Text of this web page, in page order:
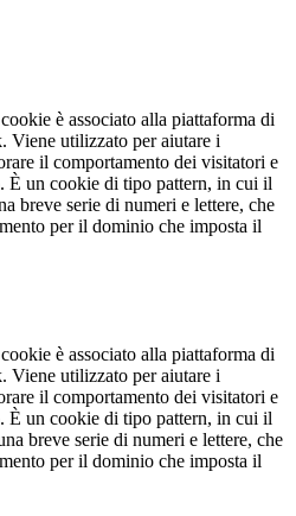
è associato alla piattaforma di
Viene utilizzato per aiutare i
il comportamento dei visitatori e
È un cookie di tipo pattern, in cui il
breve serie di numeri e lettere, che
per il dominio che imposta il
è associato alla piattaforma di
Viene utilizzato per aiutare i
il comportamento dei visitatori e
È un cookie di tipo pattern, in cui il
breve serie di numeri e lettere, che
per il dominio che imposta il